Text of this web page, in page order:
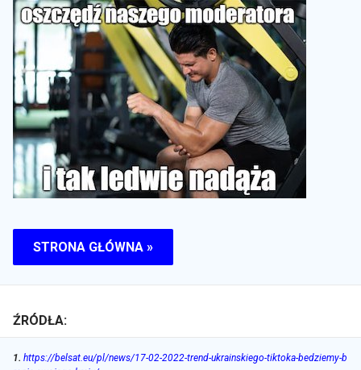
STRONA GŁÓWNA »
ŹRÓDŁA:
1. https://belsat.eu/pl/news/17-02-2022-trend-ukrainskiego-tiktoka-bedziemy-b